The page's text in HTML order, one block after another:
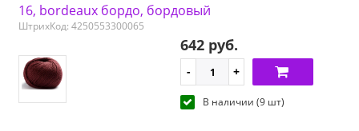
16, bordeaux бордо, бордовый
ШтрихКод: 4250553300065
642 руб.
В наличии (9 шт)